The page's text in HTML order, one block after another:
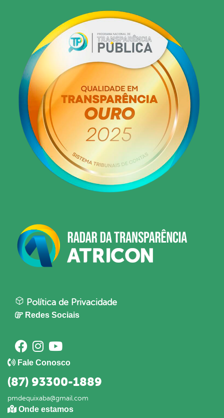
Política de Privacidade
Redes Sociais
Fale Conosco
(87) 93300-1889
pmdequixaba@gmail.com
Onde estamos